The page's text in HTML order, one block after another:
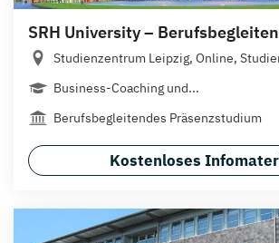
SRH University –
Studienzentrum Leipzig, Online,
Business-Coaching und...
Berufsbegleitendes Präsenzstudium
Kostenloses